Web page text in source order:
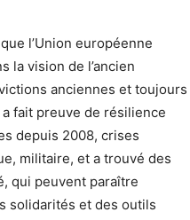
l’Union européenne
la vision de l’ancien
ancien­nes et toujours
fait preuve de résilience
depuis 2008, crises
militaire, et a trouvé des
qui peuvent paraître
solidarités et des outils